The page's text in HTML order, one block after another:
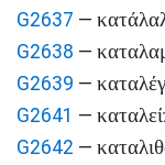
G2637 —
G2638 —
G2639 —
G2641 —
G2642 —